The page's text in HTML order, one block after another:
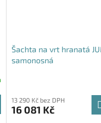
Šachta na vrt hranatá
samonosná
produktu
je
13 290 Kč bez DPH
16 081 Kč